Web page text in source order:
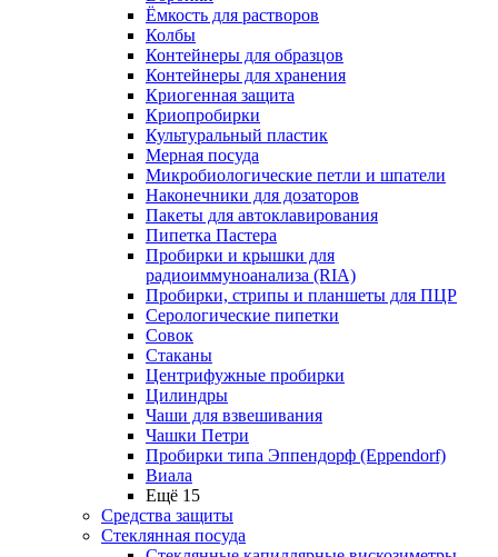
Ёмкость для растворов
Колбы
Контейнеры для образцов
Контейнеры для хранения
Криогенная защита
Криопробирки
Культуральный пластик
Мерная посуда
Микробиологические петли и шпатели
Наконечники для дозаторов
Пакеты для автоклавирования
Пипетка Пастера
Пробирки и крышки для
радиоиммуноанализа (RIA)
Пробирки, стрипы и планшеты для ПЦР
Серологические пипетки
Совок
Стаканы
Центрифужные пробирки
Цилиндры
Чаши для взвешивания
Чашки Петри
Пробирки типа Эппендорф (Eppendorf)
Виала
Ещё 15
Средства защиты
Стеклянная посуда